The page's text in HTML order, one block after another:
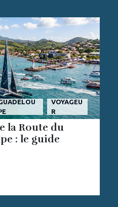
VOYAGEU
R
la Route du
: le guide